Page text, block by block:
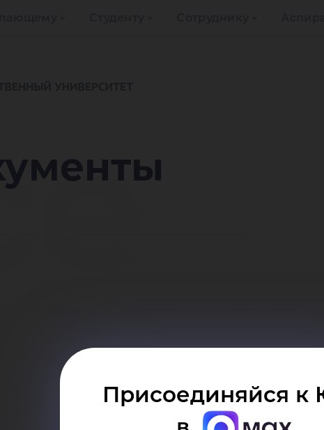
Присоединяйся к